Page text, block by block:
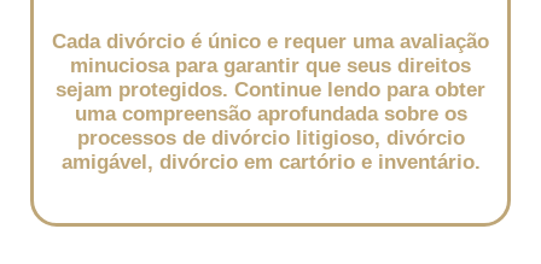
Cada divórcio é único e requer uma avaliação
minuciosa para garantir que seus direitos
sejam protegidos. Continue lendo para obter
uma compreensão aprofundada sobre os
processos de divórcio litigioso, divórcio
amigável, divórcio em cartório e inventário.